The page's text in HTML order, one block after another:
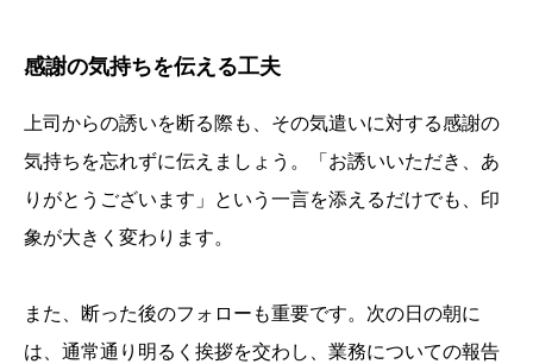
感謝の気持ちを伝える工夫
上司からの誘いを断る際も、その気遣いに対する感謝の
気持ちを忘れずに伝えましょう。「お誘いいただき、あ
りがとうございます」という一言を添えるだけでも、印
象が大きく変わります。
また、断った後のフォローも重要です。次の日の朝に
は、通常通り明るく挨拶を交わし、業務についての報告